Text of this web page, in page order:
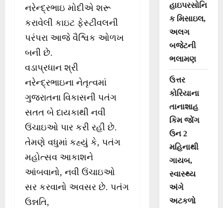
નરેન્દ્રભાઇ મોદીએ શરૂ
કરાવેલી કાઇટ ફેસ્ટીવલની
પરંપરા આજે વૈશ્વિક ઓળખ
બની છે.
વડાપ્રધાન શ્રી
નરેન્દ્રભાઇના નેતૃત્વમાં
ગુજરાતના વિકાસની પતંગ
સતત બે દાયકાથી નવી
ઉંચાઇઓ પાર કરી રહી છે.
તેમણે વધુમાં કહ્યું કે, પતંગ
મહોત્સવ આકાશને
આંબવાનો, નવી ઉંચાઇઓ
સર કરવાનો અવસર છે. પતંગ
ઉન્નતિ,
હાઇપરસોનિ
ક મિસાઇલ,
અલગ
બજેટની
ભલામણ
ઉત્તર
કોરિયાના
તાનાશાહ
કિમ જોંગ
ઉન 2
મહિનાથી
ગાયબ,
સ્વાસ્થ્ય
અંગે
અટકળો